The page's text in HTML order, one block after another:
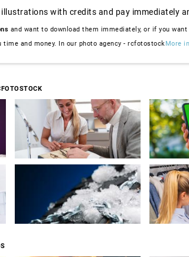
with credits and pay immediately
and want to download them immediately, or if you
and money. In our photo agency - rcfotostockMore